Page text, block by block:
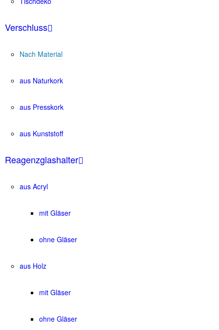
Verschluss
Nach Material
aus Naturkork
aus Presskork
aus Kunststoff
Reagenzglashalter
aus Acryl
mit Gläser
ohne Gläser
aus Holz
mit Gläser
ohne Gläser